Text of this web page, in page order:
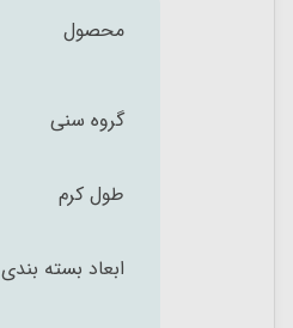
محصول
گروه سنی
طول کرم
ابعاد بسته بندی